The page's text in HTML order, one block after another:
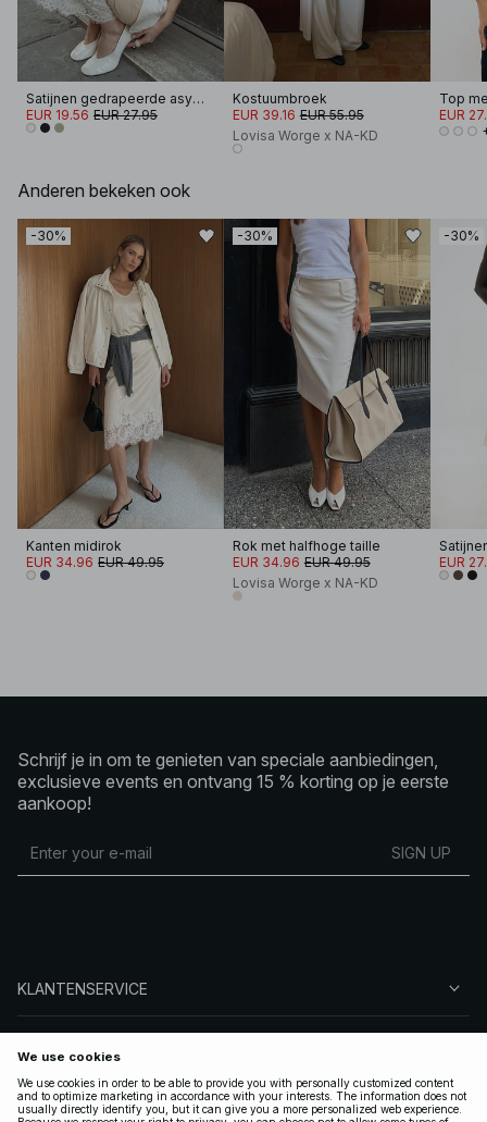
Satijnen gedrapeerde asymmetrische top met halternek
EUR 19.56 EUR 27.95
Kostuumbroek
EUR 39.16 EUR 55.95
Lovisa Worge x NA-KD
Top
EUR
Anderen bekeken ook
-30%
Kanten midirok
EUR 34.96 EUR 49.95
-30%
Rok met halfhoge taille
EUR 34.96 EUR 49.95
Lovisa Worge x NA-KD
-30%
EUR
Schrijf je in om te genieten van speciale aanbiedingen,
exclusieve events en ontvang 15 % korting op je eerste
aankoop!
SIGN UP
KLANTENSERVICE
VOLG ONS